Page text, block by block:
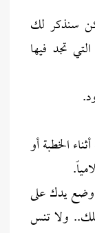
سنذكر لك
تجد فيها
الخطبة أو
يدك على
ولا تنس